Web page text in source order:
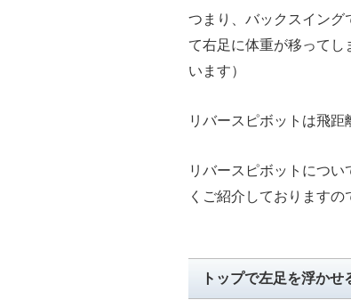
つまり、バックスイング
て右足に体重が移って
います）
リバースピボットは飛距
リバースピボットについ
くご紹介しておりますの
トップで左足を浮かせ